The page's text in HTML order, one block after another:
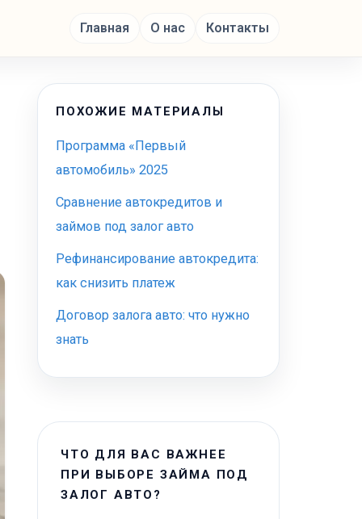
Главная О нас Контакты
ПОХОЖИЕ МАТЕРИАЛЫ
Программа «Первый
автомобиль» 2025
Сравнение автокредитов и
займов под залог авто
Рефинансирование автокредита:
как снизить платеж
Договор залога авто: что нужно
знать
ЧТО ДЛЯ ВАС ВАЖНЕЕ
ПРИ ВЫБОРЕ ЗАЙМА ПОД
ЗАЛОГ АВТО?